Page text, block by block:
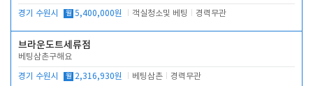
경기 수원시 월 5,400,000원 객실청소및 베팅 경력무관
브라운도트세류점
베팅삼촌구해요
경기 수원시 월 2,316,930원 베팅삼촌 경력무관